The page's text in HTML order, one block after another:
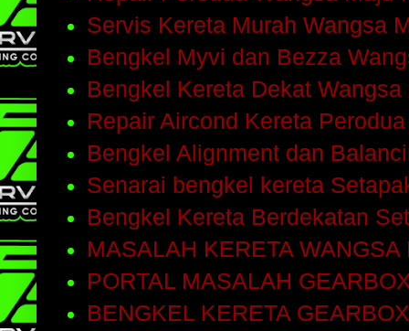
Servis Kereta Murah Wangsa
Bengkel Myvi dan Bezza
Bengkel Kereta Dekat Wangsa
Repair Aircond Kereta
Bengkel Alignment dan
Senarai bengkel kereta
Bengkel Kereta Berdekatan
MASALAH KERETA WANGSA
PORTAL MASALAH
BENGKEL KERETA